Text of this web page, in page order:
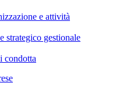
e attività
strategico gestionale
condotta